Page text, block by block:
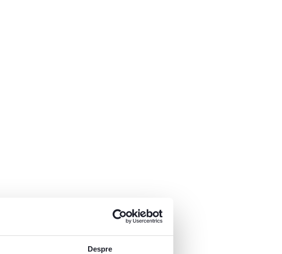
Despre